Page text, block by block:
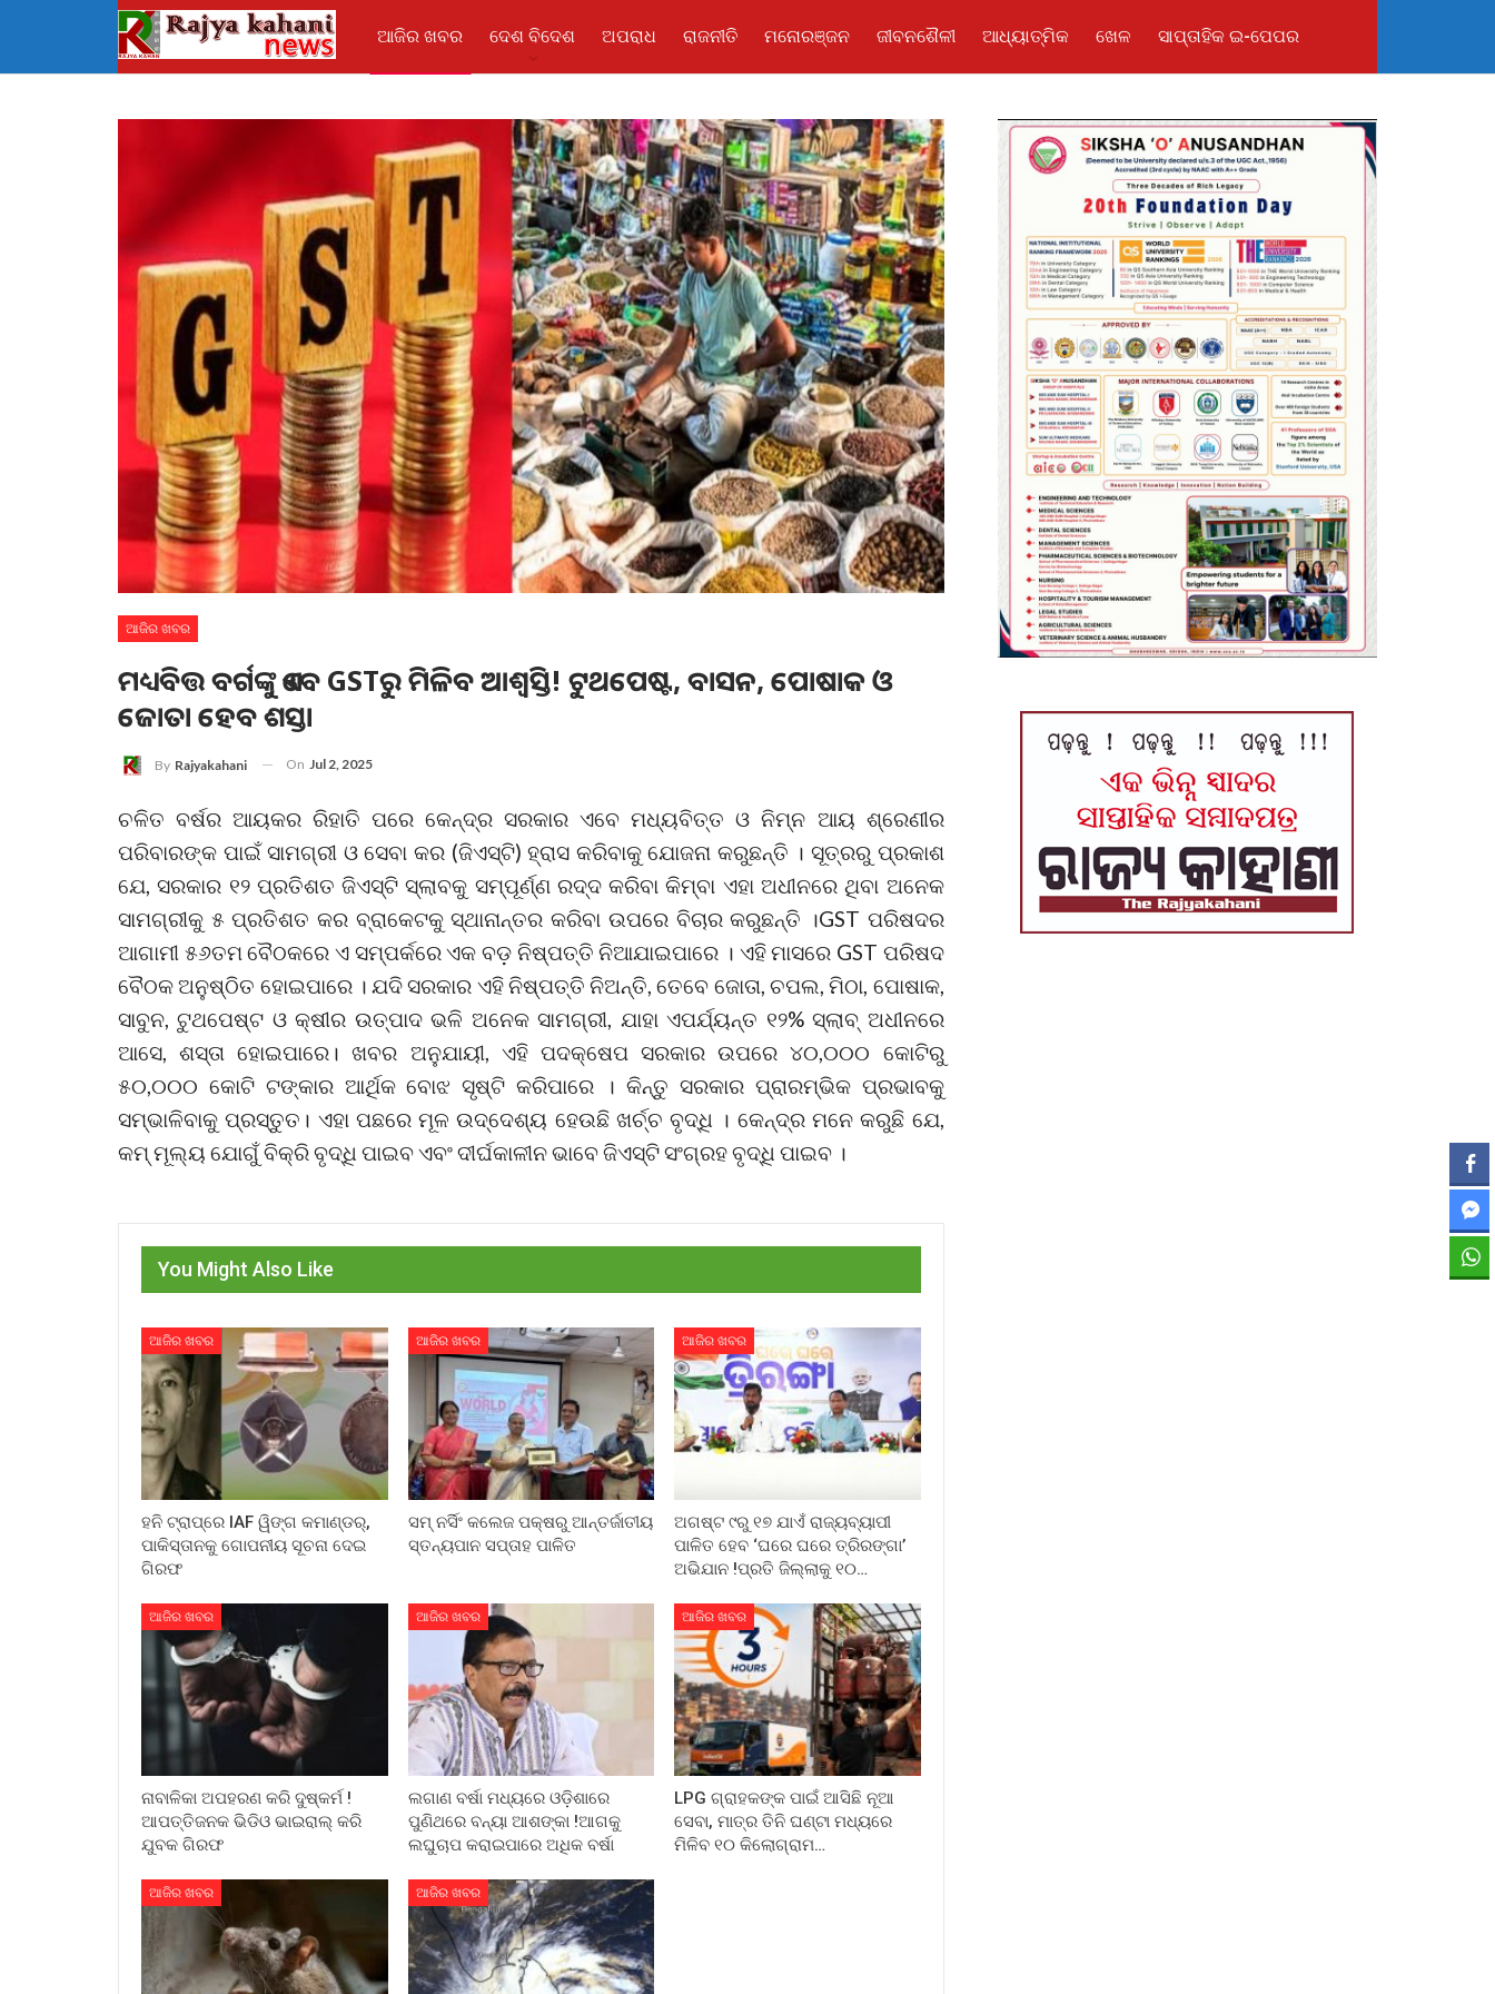
ଆଜିର ଖବର ଦେଶ ବିଦେଶ ଅପରାଧ ରାଜନୀତି ମନୋରଞ୍ଜନ ଜୀବନଶୈଳୀ ଆଧ୍ୟାତ୍ମିକ ଖେଳ ସାପ୍ତାହିକ ଇ-ପେପର
ଆଜିର ଖବର
ମଧ୍ୟବିତ୍ତ ବର୍ଗଙ୍କୁ ଏବେ GSTରୁ ମିଳିବ ଆଶ୍ୱସ୍ତି! ଟୁଥପେଷ୍ଟ, ବାସନ, ପୋଷାକ ଓ
ଜୋତା ହେବ ଶସ୍ତା
By Rajyakahani On Jul 2, 2025
ଚଳିତ ବର୍ଷର ଆୟକର ରିହାତି ପରେ କେନ୍ଦ୍ର ସରକାର ଏବେ ମଧ୍ୟବିତ୍ତ ଓ ନିମ୍ନ ଆୟ ଶ୍ରେଣୀର
ପରିବାରଙ୍କ ପାଇଁ ସାମଗ୍ରୀ ଓ ସେବା କର (ଜିଏସ୍‌ଟି) ହ୍ରାସ କରିବାକୁ ଯୋଜନା କରୁଛନ୍ତି । ସୂତ୍ରରୁ ପ୍ରକାଶ
ଯେ, ସରକାର ୧୨ ପ୍ରତିଶତ ଜିଏସ୍‌ଟି ସ୍ଲାବକୁ ସମ୍ପୂର୍ଣ୍ଣ ରଦ୍ଦ କରିବା କିମ୍ବା ଏହା ଅଧୀନରେ ଥିବା ଅନେକ
ସାମଗ୍ରୀକୁ ୫ ପ୍ରତିଶତ କର ବ୍ରାକେଟକୁ ସ୍ଥାନାନ୍ତର କରିବା ଉପରେ ବିଚାର କରୁଛନ୍ତି ।GST ପରିଷଦର
ଆଗାମୀ ୫୬ତମ ବୈଠକରେ ଏ ସମ୍ପର୍କରେ ଏକ ବଡ଼ ନିଷ୍ପତ୍ତି ନିଆଯାଇପାରେ । ଏହି ମାସରେ GST ପରିଷଦ
ବୈଠକ ଅନୁଷ୍ଠିତ ହୋଇପାରେ । ଯଦି ସରକାର ଏହି ନିଷ୍ପତ୍ତି ନିଅନ୍ତି, ତେବେ ଜୋତା, ଚପଲ, ମିଠା, ପୋଷାକ,
ସାବୁନ, ଟୁଥପେଷ୍ଟ ଓ କ୍ଷୀର ଉତ୍ପାଦ ଭଳି ଅନେକ ସାମଗ୍ରୀ, ଯାହା ଏପର୍ଯ୍ୟନ୍ତ ୧୨% ସ୍ଲାବ୍ ଅଧୀନରେ
ଆସେ, ଶସ୍ତା ହୋଇପାରେ। ଖବର ଅନୁଯାୟୀ, ଏହି ପଦକ୍ଷେପ ସରକାର ଉପରେ ୪୦,୦୦୦ କୋଟିରୁ
୫୦,୦୦୦ କୋଟି ଟଙ୍କାର ଆର୍ଥିକ ବୋଝ ସୃଷ୍ଟି କରିପାରେ । କିନ୍ତୁ ସରକାର ପ୍ରାରମ୍ଭିକ ପ୍ରଭାବକୁ
ସମ୍ଭାଳିବାକୁ ପ୍ରସ୍ତୁତ। ଏହା ପଛରେ ମୂଳ ଉଦ୍ଦେଶ୍ୟ ହେଉଛି ଖର୍ଚ୍ଚ ବୃଦ୍ଧି । କେନ୍ଦ୍ର ମନେ କରୁଛି ଯେ,
କମ୍‌ ମୂଲ୍ୟ ଯୋଗୁଁ ବିକ୍ରି ବୃଦ୍ଧି ପାଇବ ଏବଂ ଦୀର୍ଘକାଳୀନ ଭାବେ ଜିଏସ୍‌ଟି ସଂଗ୍ରହ ବୃଦ୍ଧି ପାଇବ ।
You Might Also Like
ଆଜିର ଖବର
ହନି ଟ୍ରାପ୍‌ରେ IAF ୱିଙ୍ଗ କମାଣ୍ଡର୍,
ପାକିସ୍ତାନକୁ ଗୋପନୀୟ ସୂଚନା ଦେଇ
ଗିରଫ
ଆଜିର ଖବର
ସମ୍ ନର୍ସିଂ କଲେଜ ପକ୍ଷରୁ ଆନ୍ତର୍ଜାତୀୟ
ସ୍ତନ୍ୟପାନ ସପ୍ତାହ ପାଳିତ
ଆଜିର ଖବର
ଅଗଷ୍ଟ ୯ରୁ ୧୭ ଯାଏଁ ରାଜ୍ୟବ୍ୟାପୀ
ପାଳିତ ହେବ ‘ଘରେ ଘରେ ତ୍ରିରଙ୍ଗା’
ଅଭିଯାନ !ପ୍ରତି ଜିଲ୍ଲାକୁ ୧୦…
ଆଜିର ଖବର
ନାବାଳିକା ଅପହରଣ କରି ଦୁଷ୍କର୍ମ !
ଆପତ୍ତିଜନକ ଭିଡିଓ ଭାଇରାଲ୍ କରି
ଯୁବକ ଗିରଫ
ଆଜିର ଖବର
ଲଗାଣ ବର୍ଷା ମଧ୍ୟରେ ଓଡ଼ିଶାରେ
ପୁଣିଥରେ ବନ୍ୟା ଆଶଙ୍କା !ଆଗକୁ
ଲଘୁଚାପ କରାଇପାରେ ଅଧିକ ବର୍ଷା
ଆଜିର ଖବର
LPG ଗ୍ରାହକଙ୍କ ପାଇଁ ଆସିଛି ନୂଆ
ସେବା, ମାତ୍ର ତିନି ଘଣ୍ଟା ମଧ୍ୟରେ
ମିଳିବ ୧୦ କିଲୋଗ୍ରାମ…
ଆଜିର ଖବର ଆଜିର ଖବର